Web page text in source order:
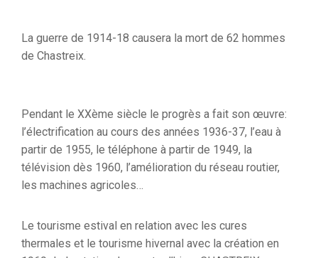
La guerre de 1914-18 causera la mort de 62 hommes
de Chastreix.
Pendant le XXème siècle le progrès a fait son œuvre:
l’électrification au cours des années 1936-37, l’eau à
partir de 1955, le téléphone à partir de 1949, la
télévision dès 1960, l’amélioration du réseau routier,
les machines agricoles…
Le tourisme estival en relation avec les cures
thermales et le tourisme hivernal avec la création en